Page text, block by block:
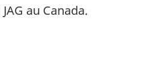
au Canada.